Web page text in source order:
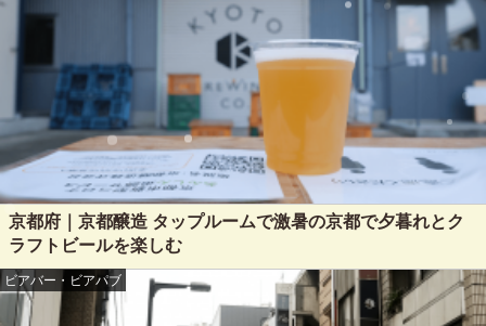
京都府｜京都醸造 タップルームで激暑の京都で夕暮れとク
ラフトビールを楽しむ
ビアバー・ビアパブ